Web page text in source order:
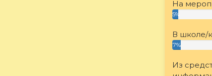
На
5%
В школе/
7%
Из